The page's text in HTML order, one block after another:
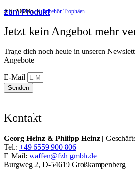
zum Produkt
AN:200395 K Zubehör Trophäen
Jetzt kein Angebot mehr
Trage dich noch heute in unseren
Angebote
E-Mail
Senden
Kontakt
Georg Heinz & Philipp Heinz |
Tel.: +49 6559 900 806
E-Mail: waffen@fzh-gmbh.de
Burgweg 2, D-54619 Großkampenberg